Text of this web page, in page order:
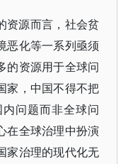
资源而言，社会贫
恶化等一系列亟须
的资源用于全球问
家，中国不得不把
问题而非全球问
在全球治理中扮演
家治理的现代化无